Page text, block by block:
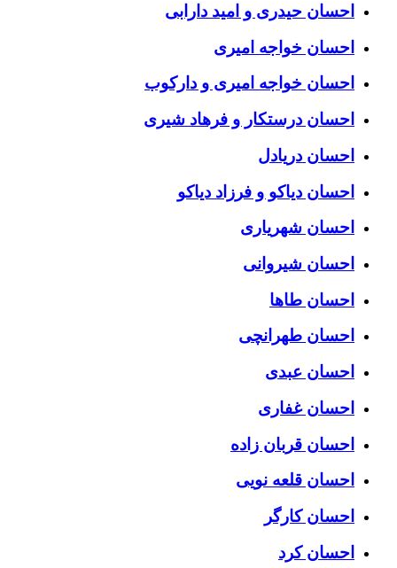
احسان حیدری و امید دارابی
احسان خواجه امیری
احسان خواجه امیری و دارکوب
احسان درستكار و فرهاد شيرى
احسان دریادل
احسان دیاکو و فرزاد دیاکو
احسان شهریاری
احسان شیروانی
احسان طاها
احسان طهرانچی
احسان عبدی
احسان غفاری
احسان قربان زاده
احسان قلعه نویی
احسان کارگر
احسان کرد